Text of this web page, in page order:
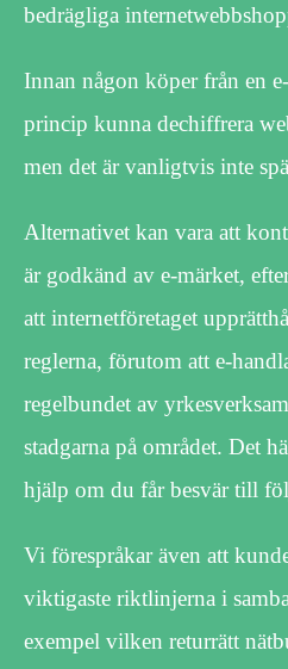
bedrägliga
Innan någon köper från en
princip kunna dechiffrera
men det är vanligtvis inte
Alternativet kan vara att
är godkänd av e-märket,
att internetföretaget
reglerna, förutom att e-
regelbundet av
stadgarna på området. Det
hjälp om du får besvär till
Vi förespråkar även att
viktigaste riktlinjerna i
exempel vilken returrätt